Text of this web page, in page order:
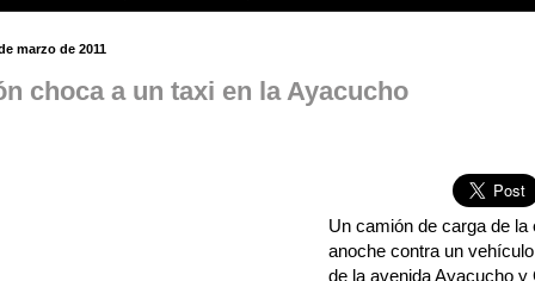
marzo de 2011
choca a un taxi en la Ayacucho
Un camión de carga de
anoche contra un
de la avenida Ayacucho